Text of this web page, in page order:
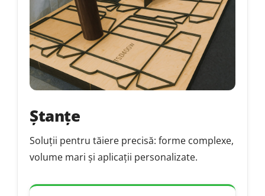
Ștanțe
Soluții pentru tăiere precisă: forme complexe,
volume mari și aplicații personalizate.